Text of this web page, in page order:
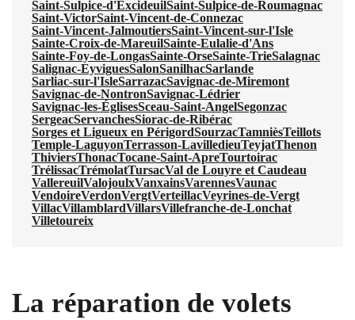
Saint-Sulpice-d'ExcideuilSaint-Sulpice-de-Roumagnac
Saint-VictorSaint-Vincent-de-Connezac
Saint-Vincent-JalmoutiersSaint-Vincent-sur-l'Isle
Sainte-Croix-de-MareuilSainte-Eulalie-d'Ans
Sainte-Foy-de-LongasSainte-OrseSainte-TrieSalagnac
Salignac-EyviguesSalonSanilhacSarlande
Sarliac-sur-l'IsleSarrazacSavignac-de-Miremont
Savignac-de-NontronSavignac-Lédrier
Savignac-les-ÉglisesSceau-Saint-AngelSegonzac
SergeacServanchesSiorac-de-Ribérac
Sorges et Ligueux en PérigordSourzacTamnièsTeillots
Temple-LaguyonTerrasson-LavilledieuTeyjatThenon
ThiviersThonacTocane-Saint-ApreTourtoirac
TrélissacTrémolatTursacVal de Louyre et Caudeau
VallereuilValojoulxVanxainsVarennesVaunac
VendoireVerdonVergtVerteillacVeyrines-de-Vergt
VillacVillamblardVillarsVillefranche-de-Lonchat
Villetoureix
La réparation de volets